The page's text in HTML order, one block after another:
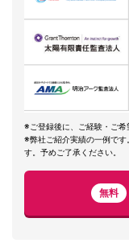
※ご登録後に、ご経験・ご希
※弊社ご紹介実績の一例です
す。予めご了承ください。
無料